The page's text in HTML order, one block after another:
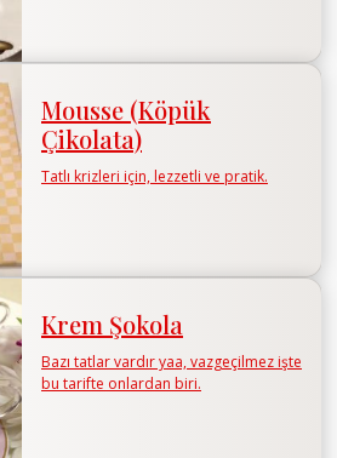
Mousse (Köpük
Çikolata)
Tatlı krizleri için, lezzetli ve pratik.
Krem Şokola
Bazı tatlar vardır yaa, vazgeçilmez işte
bu tarifte onlardan biri.